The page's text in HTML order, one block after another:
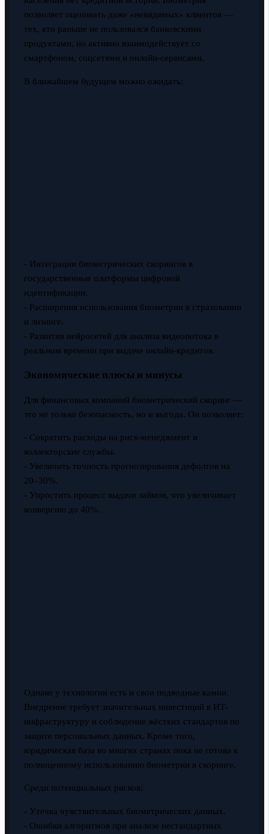
позволяет оценивать даже «невидимых» клиентов —
тех, кто раньше не пользовался банковскими
продуктами, но активно взаимодействует со
смартфоном, соцсетями и онлайн-сервисами.
В ближайшем будущем можно ожидать:
- Интеграции биометрических скорингов в
государственные платформы цифровой
идентификации.
- Расширения использования биометрии в страховании
и лизинге.
- Развития нейросетей для анализа видеопотока в
реальном времени при выдаче онлайн-кредитов.
Экономические плюсы и минусы
Для финансовых компаний биометрический скоринг —
это не только безопасность, но и выгода. Он позволяет:
- Сократить расходы на риск-менеджмент и
коллекторские службы.
- Увеличить точность прогнозирования дефолтов на
20–30%.
- Упростить процесс выдачи займов, что увеличивает
конверсию до 40%.
Однако у технологии есть и свои подводные камни.
Внедрение требует значительных инвестиций в ИТ-
инфраструктуру и соблюдение жёстких стандартов по
защите персональных данных. Кроме того,
юридическая база во многих странах пока не готова к
полноценному использованию биометрии в скоринге.
Среди потенциальных рисков:
- Утечка чувствительных биометрических данных.
- Ошибки алгоритмов при анализе нестандартных